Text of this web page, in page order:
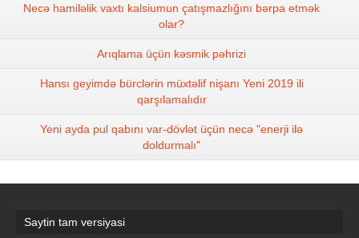
Necə hamiləlik vaxtı kalsiumun çatışmazlığını bərpa etmək
olar?
Arıqlama üçün kəsmik pəhrizi
Hansı geyimdə bürclərin müxtəlif nişanı Yeni 2019 ili
qarşılamalıdır
Yeni ayda pul qabını var-dövlət üçün necə "enerji ilə
doldurmalı"
Saytin tam versiyasi